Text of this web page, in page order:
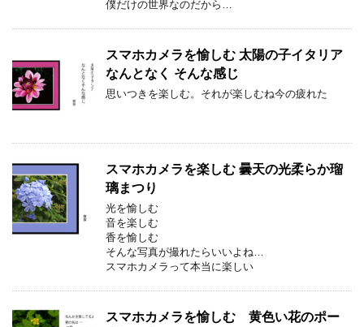
僕だけの世界なのだから…
スマホカメラを愉しむ 太陽の子イタリア
なんとなく そんな感じ
思いつきを楽しむ。それが楽しむね今の疲れた
スマホカメラを楽しむ 曇天の光柔らか瑠
璃まつり
光を愉しむ
音を楽しむ
香を愉しむ
そんな写真が撮れたらいいよね…
スマホカメラって本当に楽しい
スマホカメラを愉しむ 黄色い花のポー